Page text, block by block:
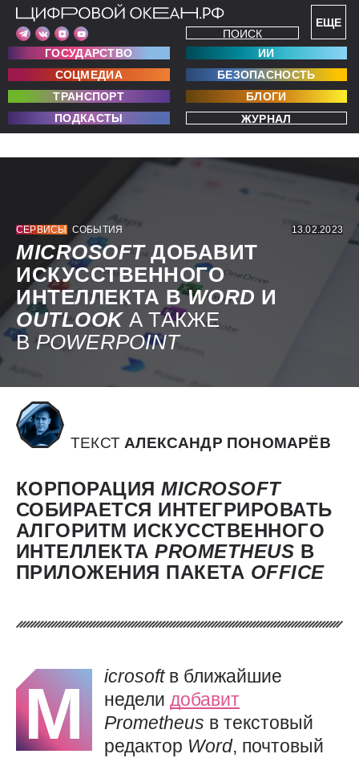
ЕЩЕ
ПОИСК
ГОСУДАРСТВО
ИИ
СОЦМЕДИА
БЕЗОПАСНОСТЬ
ТРАНСПОРТ
БЛОГИ
ПОДКАСТЫ
ЖУРНАЛ
СЕРВИСЫ СОБЫТИЯ 13.02.2023
MICROSOFTДОБАВИТ
ИСКУССТВЕННОГО
ИНТЕЛЛЕКТА ВWORD И
OUTLOOKА ТАКЖЕ
ВPOWERPOINT
ТЕКСТ АЛЕКСАНДР ПОНОМАРЁВ
КОРПОРАЦИЯMICROSOFT
СОБИРАЕТСЯ ИНТЕГРИРОВАТЬ
АЛГОРИТМ ИСКУССТВЕННОГО
ИНТЕЛЛЕКТАPROMETHEUS В
ПРИЛОЖЕНИЯ ПАКЕТА OFFICE
M icrosoft в ближайшие
недели добавит
Prometheus в текстовый
редактор Word, почтовый